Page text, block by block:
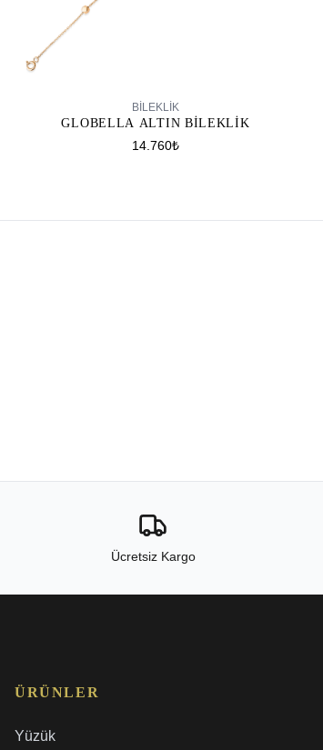
BILEKLIK
GLOBELLA ALTIN BILEKLIK
14.760₺
Ücretsiz Kargo
ÜRÜNLER
Yüzük